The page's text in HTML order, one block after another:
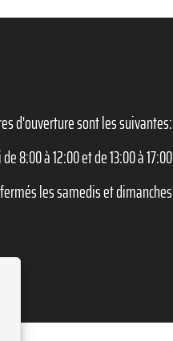
d'ouverture sont les suivantes:
8:00 à 12:00 et de 13:00 à 17:00
les samedis et dimanches